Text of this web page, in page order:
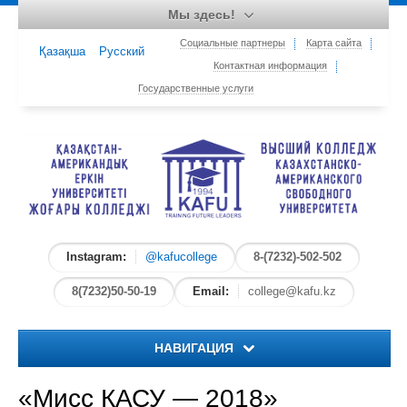
Мы здесь!
Қазақша Русский
Социальные партнеры Карта сайта
Контактная информация
Государственные услуги
Instagram: @kafucollege 8-(7232)-502-502
8(7232)50-50-19 Email: college@kafu.kz
НАВИГАЦИЯ
Главная
«Мисс КАСУ — 2018»